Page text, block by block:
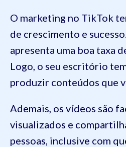
O marketing no TikTok
de crescimento e
apresenta uma boa taxa
Logo, o seu escritório
produzir conteúdos que
Ademais, os vídeos são
visualizados e
pessoas, inclusive com